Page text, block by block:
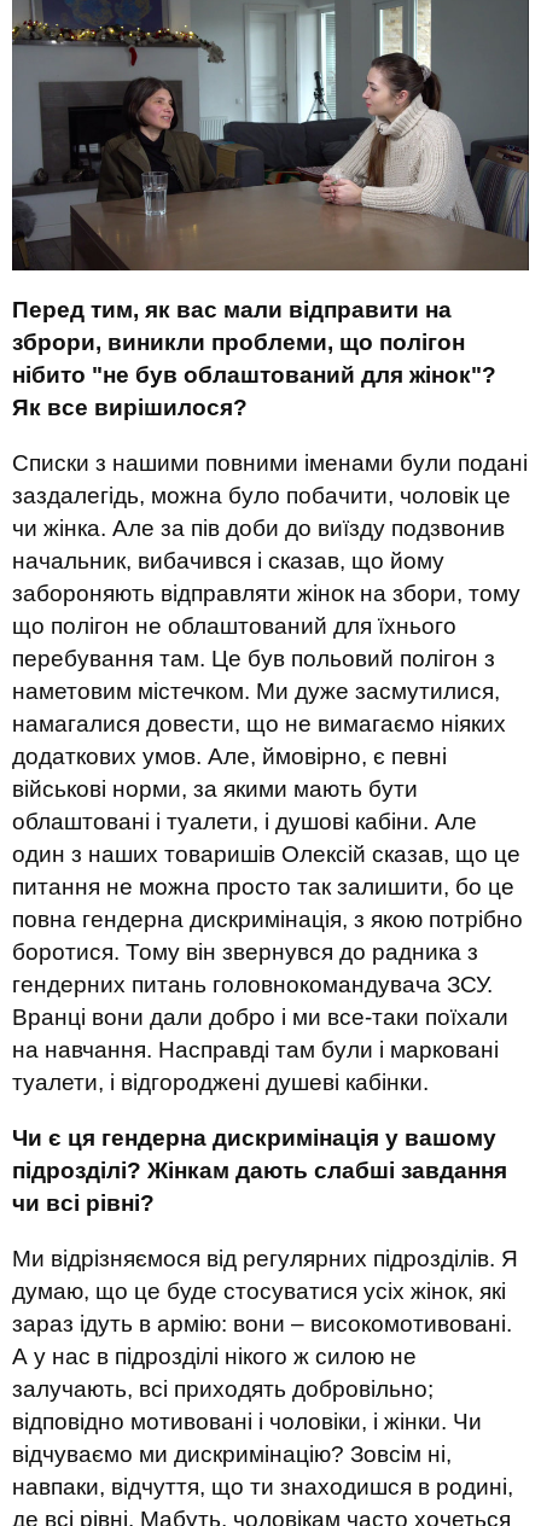
Перед тим, як вас мали відправити на
зброри, виникли проблеми, що полігон
нібито "не був облаштований для жінок"?
Як все вирішилося?
Списки з нашими повними іменами були подані
заздалегідь, можна було побачити, чоловік це
чи жінка. Але за пів доби до виїзду подзвонив
начальник, вибачився і сказав, що йому
забороняють відправляти жінок на збори, тому
що полігон не облаштований для їхнього
перебування там. Це був польовий полігон з
наметовим містечком. Ми дуже засмутилися,
намагалися довести, що не вимагаємо ніяких
додаткових умов. Але, ймовірно, є певні
військові норми, за якими мають бути
облаштовані і туалети, і душові кабіни. Але
один з наших товаришів Олексій сказав, що це
питання не можна просто так залишити, бо це
повна гендерна дискримінація, з якою потрібно
боротися. Тому він звернувся до радника з
гендерних питань головнокомандувача ЗСУ.
Вранці вони дали добро і ми все-таки поїхали
на навчання. Насправді там були і марковані
туалети, і відгороджені душеві кабінки.
Чи є ця гендерна дискримінація у вашому
підрозділі? Жінкам дають слабші завдання
чи всі рівні?
Ми відрізняємося від регулярних підрозділів. Я
думаю, що це буде стосуватися усіх жінок, які
зараз ідуть в армію: вони – високомотивовані.
А у нас в підрозділі нікого ж силою не
залучають, всі приходять добровільно;
відповідно мотивовані і чоловіки, і жінки. Чи
відчуваємо ми дискримінацію? Зовсім ні,
навпаки, відчуття, що ти знаходишся в родині,
де всі рівні. Мабуть, чоловікам часто хочеться